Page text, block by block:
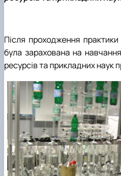
Після проходження
була зарахована на
ресурсів та прикладних наук